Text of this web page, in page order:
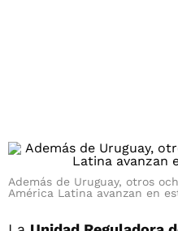
Además de Uruguay, otros
América Latina avanzan en